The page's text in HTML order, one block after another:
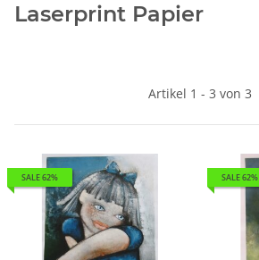
Laserprint Papier
Artikel 1 - 3 von 3
SALE 62% SALE 62%